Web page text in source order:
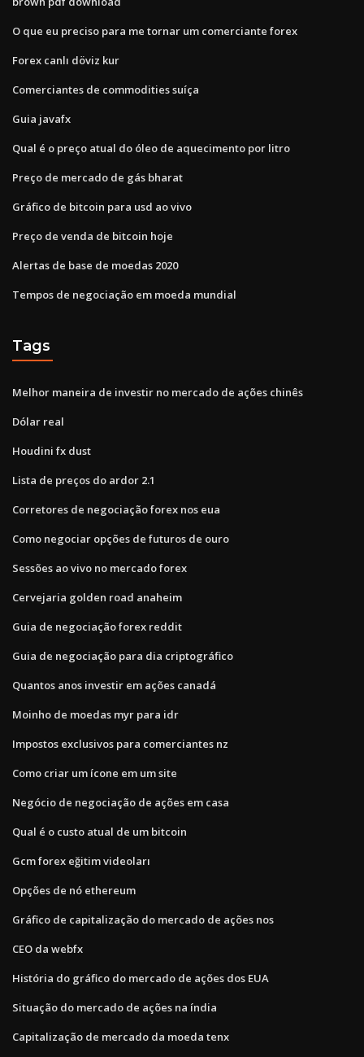
O que eu preciso para me tornar um comerciante forex
Forex canlı döviz kur
Comerciantes de commodities suíça
Guia javafx
Qual é o preço atual do óleo de aquecimento por litro
Preço de mercado de gás bharat
Gráfico de bitcoin para usd ao vivo
Preço de venda de bitcoin hoje
Alertas de base de moedas 2020
Tempos de negociação em moeda mundial
Tags
Melhor maneira de investir no mercado de ações chinês
Dólar real
Houdini fx dust
Lista de preços do ardor 2.1
Corretores de negociação forex nos eua
Como negociar opções de futuros de ouro
Sessões ao vivo no mercado forex
Cervejaria golden road anaheim
Guia de negociação forex reddit
Guia de negociação para dia criptográfico
Quantos anos investir em ações canadá
Moinho de moedas myr para idr
Impostos exclusivos para comerciantes nz
Como criar um ícone em um site
Negócio de negociação de ações em casa
Qual é o custo atual de um bitcoin
Gcm forex eğitim videoları
Opções de nó ethereum
Gráfico de capitalização do mercado de ações nos
CEO da webfx
História do gráfico do mercado de ações dos EUA
Situação do mercado de ações na índia
Capitalização de mercado da moeda tenx